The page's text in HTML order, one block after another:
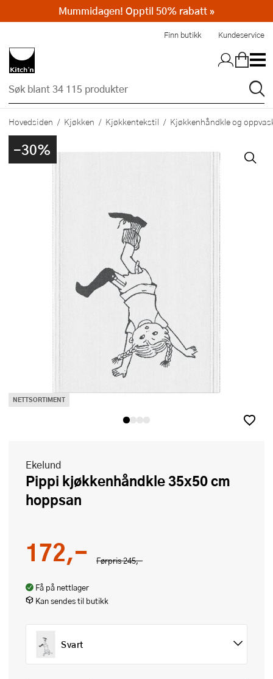
Finn butikk Kundeservice
Hovedsiden Kjøkken Kjøkkentekstil Kjøkkenhåndkle og
-30%
NETTSORTIMENT
Ekelund
Pippi kjøkkenhåndkle 35x50 cm
hoppsan
Førpris245,-
172,-
Få på nettlager
Kan sendes til butikk
Svart
Mummidagen! Opptil 50% rabatt »